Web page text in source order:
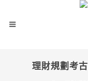
理財規劃考